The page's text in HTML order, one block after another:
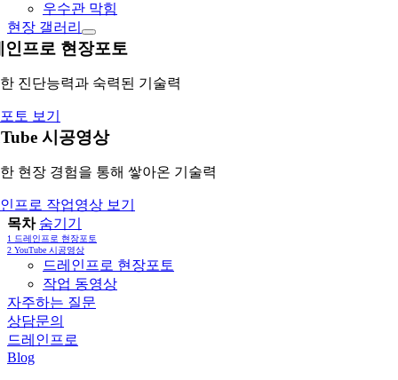
우수관 막힘
현장 갤러리
인프로 현장포토
진단능력과 숙력된 기술력
토 보기
시공영상
현장 경험을 통해 쌓아온 기술력
프로 작업영상 보기
목차 숨기기
1 드레인프로 현장포토
2 YouTube 시공영상
드레인프로 현장포토
작업 동영상
자주하는 질문
상담문의
드레인프로
Blog